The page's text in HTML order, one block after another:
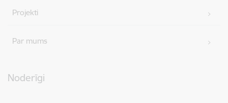
Projekti
Par mums
Noderīgi